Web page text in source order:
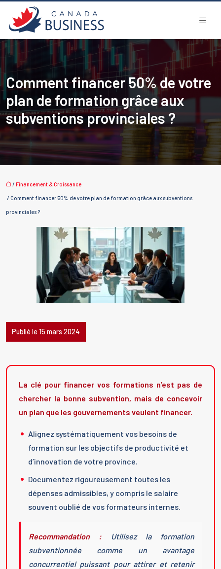
Comment financer 50% de votre
plan de formation grâce aux
subventions provinciales ?
/ Financement & Croissance
/ Comment financer 50% de votre plan de formation grâce aux subventions
provinciales ?
Publié le 15 mars 2024
La clé pour financer vos formations n’est pas de
chercher la bonne subvention, mais de concevoir
un plan que les gouvernements veulent financer.
Alignez systématiquement vos besoins de
formation sur les objectifs de productivité et
d’innovation de votre province.
Documentez rigoureusement toutes les
dépenses admissibles, y compris le salaire
souvent oublié de vos formateurs internes.
Recommandation : Utilisez la formation
subventionnée comme un avantage
concurrentiel puissant pour attirer et retenir